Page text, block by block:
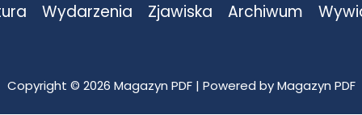
Wydarzenia Zjawiska Archiwum
Copyright © 2026 Magazyn PDF | Powered by Magazyn PDF